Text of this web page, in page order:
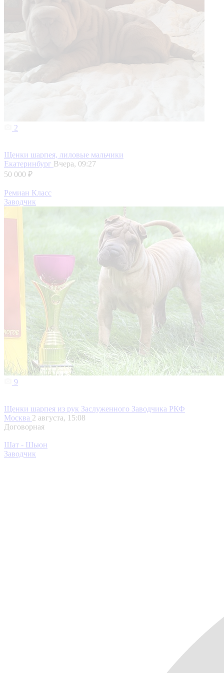
2
Щенки шарпея, лиловые мальчики
Екатеринбург Вчера, 09:27
50 000 ₽
Ремиан Класс
Заводчик
9
Щенки шарпея из рук Заслуженного Заводчика РКФ
Москва 2 августа, 15:08
Договорная
Шат - Шьюн
Заводчик